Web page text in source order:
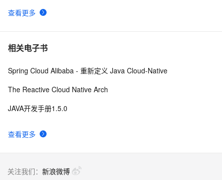
查看更多
相关电子书
查看更多
Spring Cloud Alibaba - 重新定义 Java Cloud-Native
The Reactive Cloud Native Arch
JAVA开发手册1.5.0
关注我们： 新浪微博